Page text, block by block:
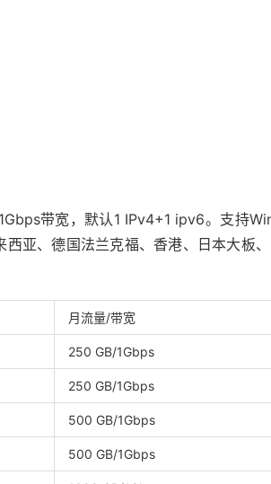
带宽，默认1 IPv4+1 ipv6。支持
亚、德国法兰克福、香港、日本大板
月流量/带宽
250 GB/1Gbps
250 GB/1Gbps
500 GB/1Gbps
500 GB/1Gbps